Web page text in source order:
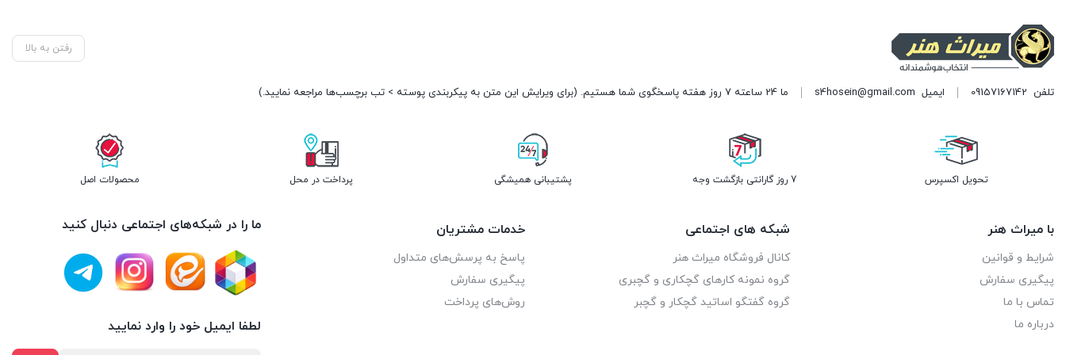
رفتن به بالا
تلفن 09157167142 ایمیل s4hosein@gmail.com ما 24 ساعته 7 روز هفته پاسخگوی شما هستیم. (برای ویرایش این متن به پیکربندی پوسته > تب برچسب‌ها مراجعه نمایید.)
تحویل اکسپرس 7 روز گارانتی بازگشت وجه پشتیبانی همیشگی پرداخت در محل محصولات اصل
با میراث هنر
شرایط و قوانین
پیگیری سفارش
تماس با ما
درباره ما
شبکه های اجتماعی
کانال فروشگاه میراث هنر
گروه نمونه کارهای گچکاری و گچبری
گروه گفتگو اساتید گچکار و گچبر
خدمات مشتریان
پاسخ به پرسش‌های متداول
پیگیری سفارش
روش‌های پرداخت
ما را در شبکه‌های اجتماعی دنبال کنید
لطفا ایمیل خود را وارد نمایید